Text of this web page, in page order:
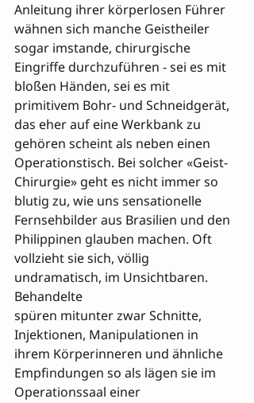
Anleitung ihrer körperlosen Führer
wähnen sich manche Geistheiler
sogar imstande, chirurgische
Eingriffe durchzuführen - sei es mit
bloßen Händen, sei es mit
primitivem Bohr- und Schneidgerät,
das eher auf eine Werkbank zu
gehören scheint als neben einen
Operationstisch. Bei solcher «Geist-
Chirurgie» geht es nicht immer so
blutig zu, wie uns sensationelle
Fernsehbilder aus Brasilien und den
Philippinen glauben machen. Oft
vollzieht sie sich, völlig
undramatisch, im Unsichtbaren.
Behandelte
spüren mitunter zwar Schnitte,
Injektionen, Manipulationen in
ihrem Körperinneren und ähnliche
Empfindungen so als lägen sie im
Operationssaal einer